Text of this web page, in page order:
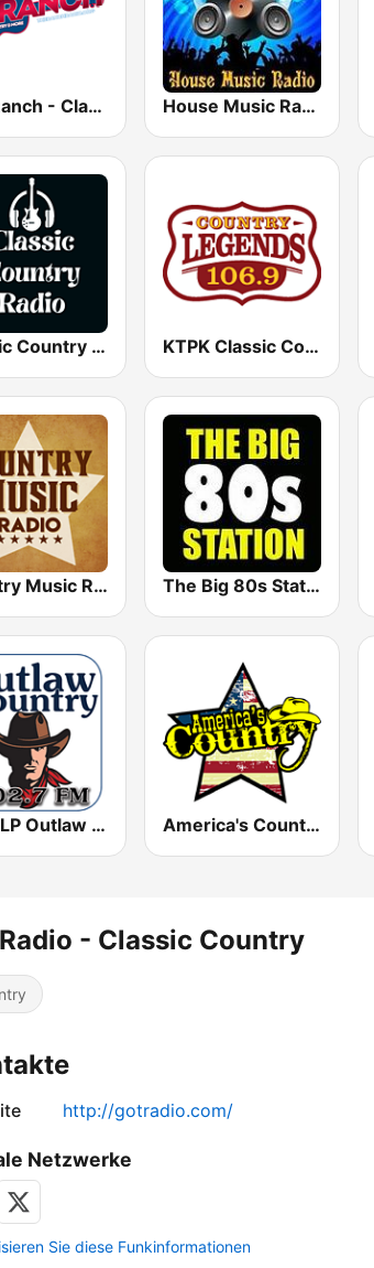
The Ranch - Classic Country House Music Radio
Classic Country Radio KTPK Classic Country 106.9
Country Music Radio - Classic Country The Big 80s Station
KIEV-LP Outlaw Country Radio America's Country
- Classic Country
http://gotradio.com/
Netzwerke
Sie diese Funkinformationen